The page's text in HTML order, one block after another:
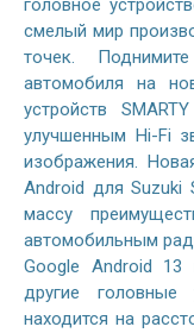
головное
смелый мир
точек.
автомобиля на
устройств
улучшенным Hi-Fi
изображения.
Android для Suzuki
массу
автомобильным
Google Android 13
другие
находится на